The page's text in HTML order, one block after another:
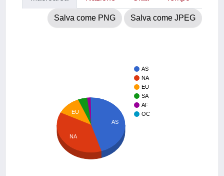
Salva come PNG Salva come JPEG
AS
NA
EU
SA
AF
OC
AS
EU
NA